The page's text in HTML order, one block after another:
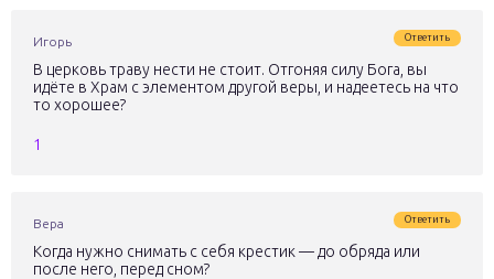
Игорь Ответить
В церковь траву нести не стоит. Отгоняя силу Бога, вы
идёте в Храм с элементом другой веры, и надеетесь на что
то хорошее?
1
Вера Ответить
Когда нужно снимать с себя крестик — до обряда или
после него, перед сном?